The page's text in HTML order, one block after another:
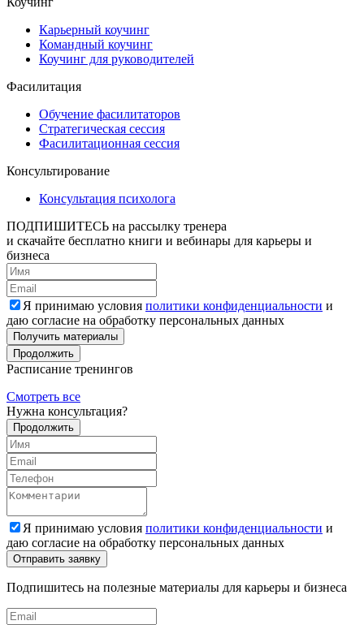
Карьерный коучинг
Командный коучинг
Коучинг для руководителей
Фасилитация
Обучение фасилитаторов
Стратегическая сессия
Фасилитационная сессия
Консультирование
Консультация психолога
ПОДПИШИТЕСЬ на рассылку тренера
и скачайте бесплатно книги и вебинары для карьеры и
бизнеса
Я принимаю условия политики конфиденциальности и
даю согласие на обработку персональных данных
Получить материалы
Продолжить
Расписание тренингов
Смотреть все
Нужна консультация?
Продолжить
Я принимаю условия политики конфиденциальности и
даю согласие на обработку персональных данных
Подпишитесь на полезные материалы для карьеры и бизнеса